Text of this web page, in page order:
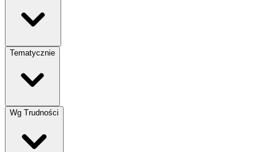
Tematycznie
Wg Trudności